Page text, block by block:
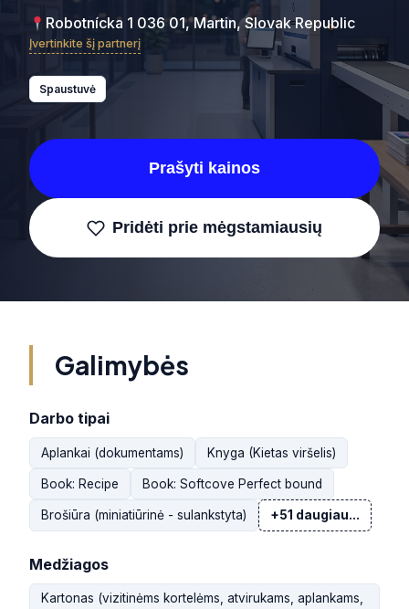
Robotnícka 1 036 01, Martin, Slovak Republic
Įvertinkite šį partnerį
Spaustuvė
Prašyti kainos
Pridėti prie mėgstamiausių
Galimybės
Darbo tipai
Aplankai (dokumentams) Knyga (Kietas viršelis)
Book: Recipe Book: Softcove Perfect bound
Brošiūra (miniatiūrinė - sulankstyta) +51 daugiau...
Medžiagos
Kartonas (vizitinėms kortelėms, atvirukams, aplankams,